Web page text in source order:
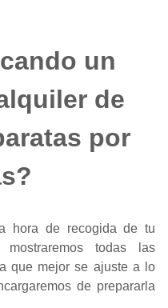
un
de
por
hora de recogida de tu
todas las
que mejor se ajuste a lo
de prepararla